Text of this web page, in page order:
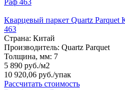
Кварцевый паркет Quartz
463
Страна: Китай
Производитель: Quartz Parquet
Толщина, мм: 7
5 890 руб./м2
10 920,06 руб./упак
Рассчитать стоимость